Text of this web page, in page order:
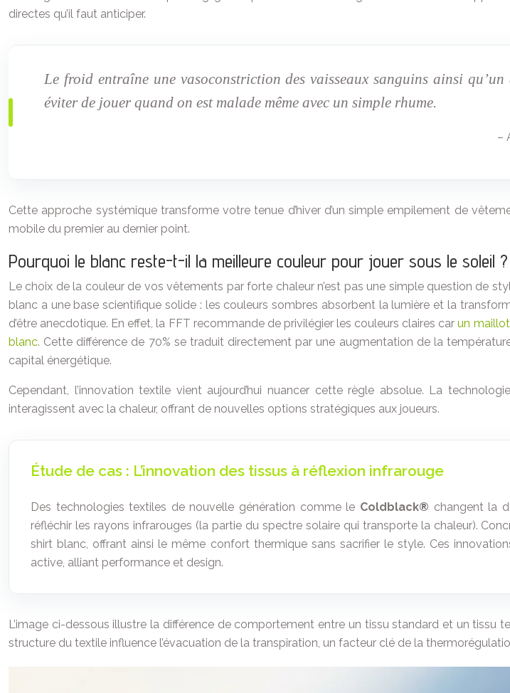
directes qu’il faut anticiper.
Le froid entraîne une vasoconstriction des vaisseaux sanguins ainsi
éviter de jouer quand on est malade même avec un simple rhume.
–
Cette approche systémique transforme votre tenue d’hiver d’un simple empilement de
mobile du premier au dernier point.
Pourquoi le blanc reste-t-il la meilleure couleur pour jouer sous le soleil ?
Le choix de la couleur de vos vêtements par forte chaleur n’est pas une simple question de
blanc a une base scientifique solide : les couleurs sombres absorbent la lumière et la
d’être anecdotique. En effet, la FFT recommande de privilégier les couleurs claires carun
blanc. Cette différence de 70% se traduit directement par une augmentation de la
capital énergétique.
Cependant, l’innovation textile vient aujourd’hui nuancer cette règle absolue. La
interagissent avec la chaleur, offrant de nouvelles options stratégiques aux joueurs.
Étude de cas : L’innovation des tissus à réflexion infrarouge
Des technologies textiles de nouvelle génération comme le Coldblack® changent la
réfléchir les rayons infrarouges (la partie du spectre solaire qui transporte la chaleur).
shirt blanc, offrant ainsi le même confort thermique sans sacrifier le style. Ces
active, alliant performance et design.
L’image ci-dessous illustre la différence de comportement entre un tissu standard et un
structure du textile influence l’évacuation de la transpiration, un facteur clé de la